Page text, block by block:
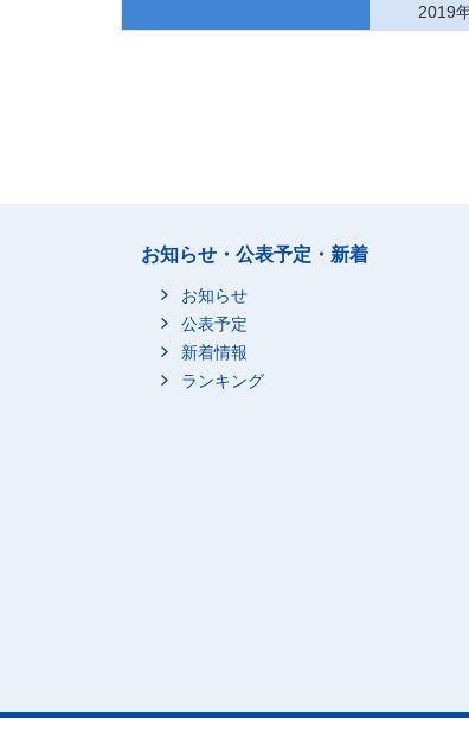
2019
お知らせ・公表予定・新着
お知らせ
公表予定
新着情報
ランキング